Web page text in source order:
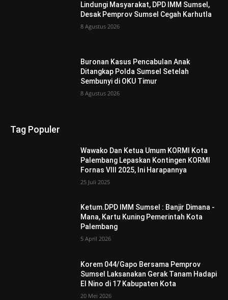
Lindungi Masyarakat, DPD IMM Sumsel,
Desak Pemprov Sumsel Cegah Karhutla
8 Agustus 2026
Buronan Kasus Pencabulan Anak
Ditangkap Polda Sumsel Setelah
Sembunyi di OKU Timur
8 Agustus 2026
Tag Populer
Wawako Dan Ketua Umum KORMI Kota
Palembang Lepaskan Kontingen KORMI
Fornas VIII 2025, Ini Harapannya
25 Juli 2025
Ketum.DPD IMM Sumsel : Banjir Dimana -
Mana, Kartu Kuning Pemerintah Kota
Palembang
5 April 2026
Korem 044/Gapo Bersama Pemprov
Sumsel Laksanakan Gerak Tanam Hadapi
El Nino di 17 Kabupaten Kota
20 Mei 2026